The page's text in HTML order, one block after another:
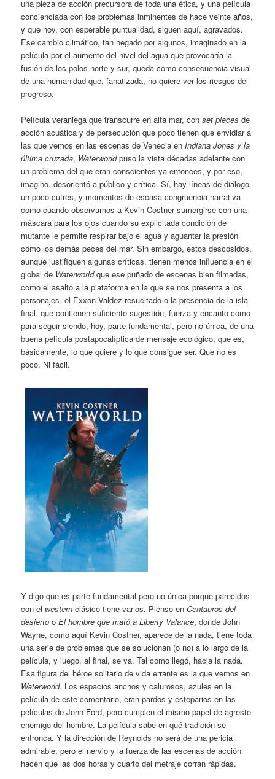
una pieza de acción precursora de toda una ética, y una película
concienciada con los problemas inminentes de hace veinte años,
y que hoy, con esperable puntualidad, siguen aquí, agravados.
Ese cambio climático, tan negado por algunos, imaginado en la
película por el aumento del nivel del agua que provocaría la
fusión de los polos norte y sur, queda como consecuencia visual
de una humanidad que, fanatizada, no quiere ver los riesgos del
progreso.
Película veraniega que transcurre en alta mar, conset pieces de
acción acuática y de persecución que poco tienen que envidiar a
las que vemos en las escenas de Venecia enIndiana Jones y la
última cruzada, Waterworldpuso la vista décadas adelante con
un problema del que eran conscientes ya entonces, y por eso,
imagino, desorientó a público y crítica. Sí, hay líneas de diálogo
un poco cutres, y momentos de escasa congruencia narrativa
como cuando observamos a Kevin Costner sumergirse con una
máscara para los ojos cuando su explicitada condición de
mutante le permite respirar bajo el agua y aguantar la presión
como los demás peces del mar. Sin embargo, estos descosidos,
aunque justifiquen algunas críticas, tienen menos influencia en el
global de Waterworldque ese puñado de escenas bien filmadas,
como el asalto a la plataforma en la que se nos presenta a los
personajes, el Exxon Valdez resucitado o la presencia de la isla
final, que contienen suficiente sugestión, fuerza y encanto como
para seguir siendo, hoy, parte fundamental, pero no única, de una
buena película postapocalíptica de mensaje ecológico, que es,
básicamente, lo que quiere y lo que consigue ser. Que no es
poco. Ni fácil.
Y digo que es parte fundamental pero no única porque parecidos
con el western clásico tiene varios. Pienso enCentauros del
desierto oEl hombre que mató a Liberty Valance, donde John
Wayne, como aquí Kevin Costner, aparece de la nada, tiene toda
una serie de problemas que se solucionan (o no) a lo largo de la
película, y luego, al final, se va. Tal como llegó, hacia la nada.
Esa figura del héroe solitario de vida errante es la que vemos en
Waterworld. Los espacios anchos y calurosos, azules en la
película de este comentario, eran pardos y esteparios en las
películas de John Ford, pero cumplen el mismo papel de agreste
enemigo del hombre. La película sabe en qué tradición se
entronca. Y la dirección de Reynolds no será de una pericia
admirable, pero el nervio y la fuerza de las escenas de acción
hacen que las dos horas y cuarto del metraje corran rápidas.